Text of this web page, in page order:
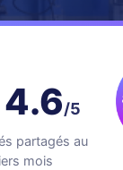
4.6/5
partagés au
mois